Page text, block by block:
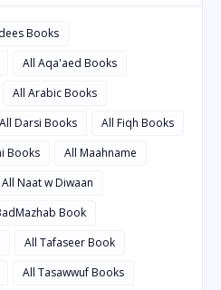
Books
All Aqa'aed Books
All Arabic Books
All Darsi Books
All Fiqh Books
Books
All Maahname
All Naat w Diwaan
Book
All Tafaseer Book
All Tasawwuf Books